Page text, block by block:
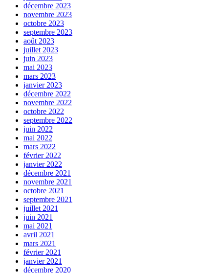
décembre 2023
novembre 2023
octobre 2023
septembre 2023
août 2023
juillet 2023
juin 2023
mai 2023
mars 2023
janvier 2023
décembre 2022
novembre 2022
octobre 2022
septembre 2022
juin 2022
mai 2022
mars 2022
février 2022
janvier 2022
décembre 2021
novembre 2021
octobre 2021
septembre 2021
juillet 2021
juin 2021
mai 2021
avril 2021
mars 2021
février 2021
janvier 2021
décembre 2020